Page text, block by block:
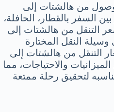
من هالشتات إلى
السفر بالقطار، الحافلة،
التنقل من هالشتات إلى
النقل المختارة
التنقل من هالشتات إلى
والاحتياجات، مما
لتحقيق رحلة ممتعة